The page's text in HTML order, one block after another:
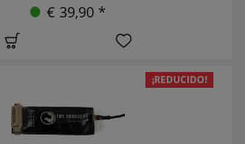
€ 39,90 *
¡REDUCIDO!